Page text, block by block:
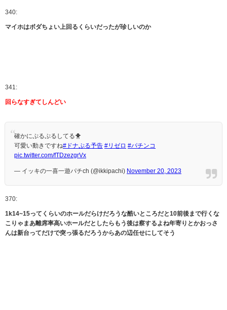
340:
マイホはボダちょい上回るくらいだったが珍しいのか
341:
回らなすぎてしんどい
確かにぷるぷるしてる🐥
可愛い動きですね#ドナぷる予告 #リゼロ #パチンコ
pic.twitter.com/fTDzezgrVx
— イッキの一喜一遊パチch (@ikkipachi) November 20, 2023
370:
1k14~15ってくらいのホールだらけだろうな酷いところだと10前後まで行くな
こりゃまあ離席率高いホールだとしたらもう後は察するよね年寄りとかおっさ
んは新台ってだけで突っ張るだろうからあの辺任せにしてそう